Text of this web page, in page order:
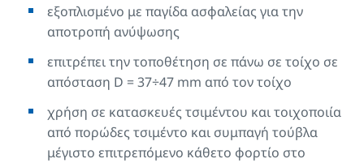
εξοπλισμένο με παγίδα ασφαλείας για την
αποτροπή ανύψωσης
επιτρέπει την τοποθέτηση σε πάνω σε τοίχο σε
απόσταση D = 37÷47 mm από τον τοίχο
χρήση σε κατασκευές τσιμέντου και τοιχοποιία
από πορώδες τσιμέντο και συμπαγή τούβλα
μέγιστο επιτρεπόμενο κάθετο φορτίο στο